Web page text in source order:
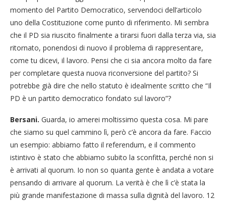
momento del Partito Democratico, servendoci dell’articolo
uno della Costituzione come punto di riferimento. Mi sembra
che il PD sia riuscito finalmente a tirarsi fuori dalla terza via, sia
ritornato, ponendosi di nuovo il problema di rappresentare,
come tu dicevi, il lavoro. Pensi che ci sia ancora molto da fare
per completare questa nuova riconversione del partito? Si
potrebbe già dire che nello statuto è idealmente scritto che “Il
PD è un partito democratico fondato sul lavoro”?
Bersani. Guarda, io amerei moltissimo questa cosa. Mi pare
che siamo su quel cammino lì, però c’è ancora da fare. Faccio
un esempio: abbiamo fatto il referendum, e il commento
istintivo è stato che abbiamo subito la sconfitta, perché non si
è arrivati al quorum. Io non so quanta gente è andata a votare
pensando di arrivare al quorum. La verità è che lì c’è stata la
più grande manifestazione di massa sulla dignità del lavoro. 12